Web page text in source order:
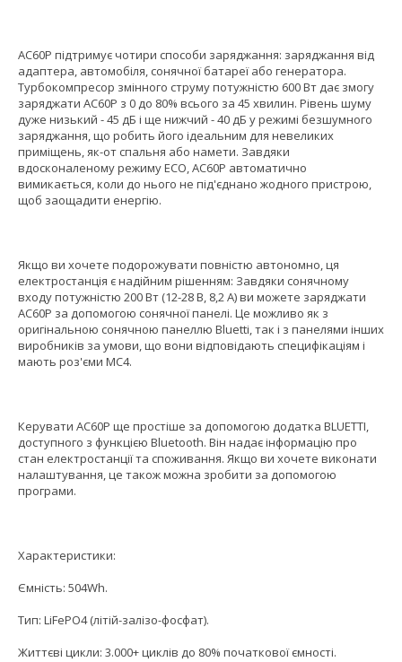
AC60P підтримує чотири способи заряджання: заряджання від
адаптера, автомобіля, сонячної батареї або генератора.
Турбокомпресор змінного струму потужністю 600 Вт дає змогу
заряджати AC60P з 0 до 80% всього за 45 хвилин. Рівень шуму
дуже низький - 45 дБ і ще нижчий - 40 дБ у режимі безшумного
заряджання, що робить його ідеальним для невеликих
приміщень, як-от спальня або намети. Завдяки
вдосконаленому режиму ECO, AC60P автоматично
вимикається, коли до нього не під'єднано жодного пристрою,
щоб заощадити енергію.
Якщо ви хочете подорожувати повністю автономно, ця
електростанція є надійним рішенням: Завдяки сонячному
входу потужністю 200 Вт (12-28 В, 8,2 А) ви можете заряджати
AC60P за допомогою сонячної панелі. Це можливо як з
оригінальною сонячною панеллю Bluetti, так і з панелями інших
виробників за умови, що вони відповідають специфікаціям і
мають роз'єми MC4.
Керувати AC60P ще простіше за допомогою додатка BLUETTI,
доступного з функцією Bluetooth. Він надає інформацію про
стан електростанції та споживання. Якщо ви хочете виконати
налаштування, це також можна зробити за допомогою
програми.
Характеристики:
Ємність: 504Wh.
Тип: LiFePO4 (літій-залізо-фосфат).
Життєві цикли: 3.000+ циклів до 80% початкової ємності.